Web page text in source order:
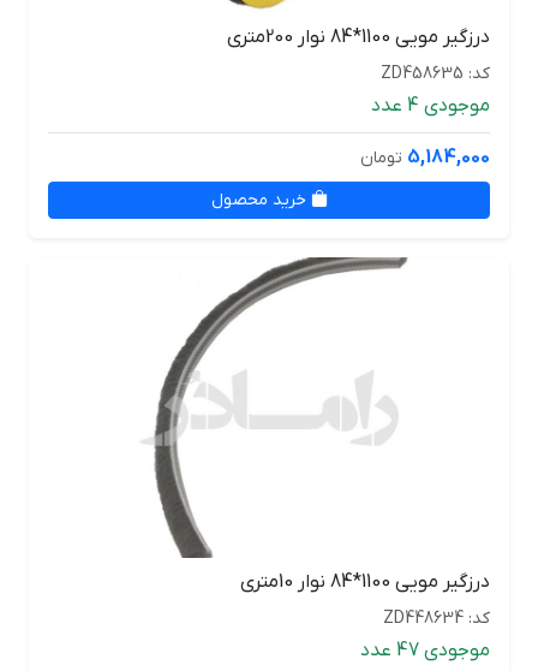
درزگیر مویی 1100*84 نوار 200متری
کد: ZD458635
موجودی 4 عدد
5,184,000 تومان
خرید محصول
درزگیر مویی 1100*84 نوار 10متری
کد: ZD448634
موجودی 47 عدد